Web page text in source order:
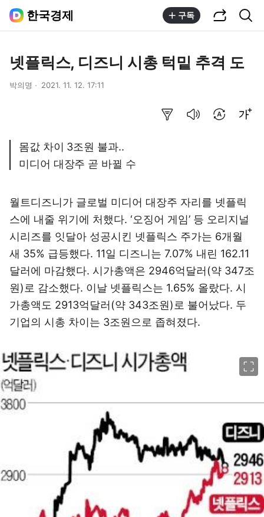
한국경제 구독
넷플릭스, 디즈니 시총 턱밑 추격 도
박의명 2021. 11. 12. 17:11
몸값 차이 3조원 불과..
미디어 대장주 곧 바뀔 수
월트디즈니가 글로벌 미디어 대장주 자리를 넷플릭
스에 내줄 위기에 처했다. ‘오징어 게임’ 등 오리지널
시리즈를 잇달아 성공시킨 넷플릭스 주가는 6개월
새 35% 급등했다. 11일 디즈니는 7.07% 내린 162.11
달러에 마감했다. 시가총액은 2946억달러(약 347조
원)로 감소했다. 이날 넷플릭스는 1.65% 올랐다. 시
가총액도 2913억달러(약 343조원)로 불어났다. 두
기업의 시총 차이는 3조원으로 좁혀졌다.